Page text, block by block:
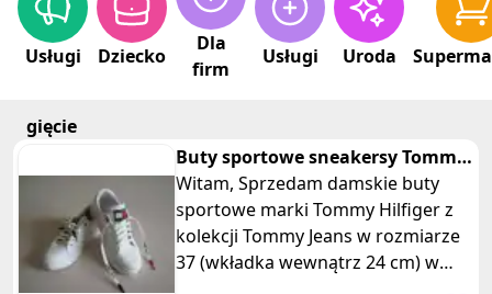
Usługi Dziecko
Dla
firm
Usługi Uroda
gięcie
Buty sportowe sneakersy Tommy
Jeans rozm. 37 Tommy Hilfiger
Witam, Sprzedam damskie buty
sportowe marki Tommy Hilfiger z
kolekcji Tommy Jeans w rozmiarze
37 (wkładka wewnątrz 24 cm) w